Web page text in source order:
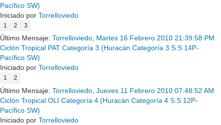
Pacífico SW)
Iniciado por Torrelloviedo
1 2 3
Último Mensaje: Torrelloviedo, Martes 16 Febrero 2010 21:39:58 PM
Ciclón Tropical PAT Categoría 3 (Huracán Categoría 3 S.S 14P-
Pacífico SW)
Iniciado por Torrelloviedo
1 2
Último Mensaje: Torrelloviedo Jueves 11 Febrero 2010 07:48:52 AM
Ciclón Tropical OLI Categoría 4 (Huracán Categoría 4 S.S 12P-
Pacífico SW)
Iniciado por Torrelloviedo